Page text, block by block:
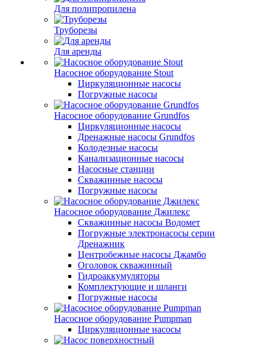
Для полипропилена
Труборезы
Для аренды
Насосное оборудование Stout
Циркуляционные насосы
Погружные насосы
Насосное оборудование Grundfos
Циркуляционные насосы
Дренажные насосы Grundfos
Колодезные насосы
Канализационные насосы
Насосные станции
Скважинные насосы
Погружные насосы
Насосное оборудование Джилекс
Скважинные насосы Водомет
Погружные электронасосы серии
Дренажник
Центробежные насосы Джамбо
Оголовок скважинный
Гидроаккумуляторы
Комплектующие и шланги
Погружные насосы
Насосное оборудование Pumpman
Циркуляционные насосы